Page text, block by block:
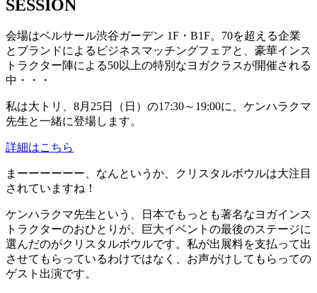
SESSION
会場はベルサール渋谷ガーデン 1F・B1F。70を超える企業
とブランドによるビジネスマッチングフェアと、豪華インス
トラクター陣による50以上の特別なヨガクラスが開催される
中・・・
私は大トリ、8月25日（日）の17:30～19:00に、ケンハラクマ
先生と一緒に登場します。
詳細はこちら
まーーーーーー、なんというか、クリスタルボウルは大注目
されていますね！
ケンハラクマ先生という、日本でもっとも著名なヨガインス
トラクターのおひとりが、巨大イベントの最後のステージに
選んだのがクリスタルボウルです。私が出展料を支払って出
させてもらっているわけではなく、お声がけしてもらっての
ゲスト出演です。